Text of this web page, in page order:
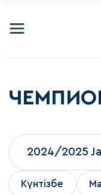
Күнтізбе
2024/2025